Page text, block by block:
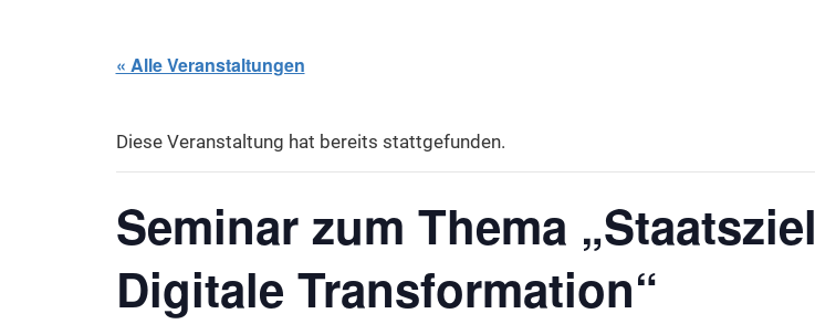
« Alle Veranstaltungen
Diese Veranstaltung hat bereits stattgefunden.
Seminar zum Thema „Staatsziel
Digitale Transformation“